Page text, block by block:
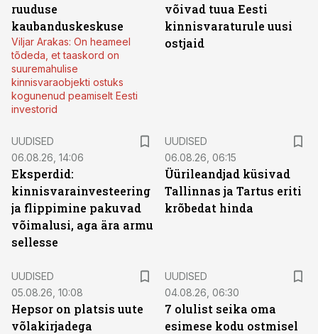
ruuduse
kaubanduskeskuse
Viljar Arakas: On heameel
tõdeda, et taaskord on
suuremahulise
kinnisvaraobjekti ostuks
kogunenud peamiselt Eesti
investorid
võivad tuua Eesti
kinnisvaraturule uusi
ostjaid
UUDISED
06.08.26, 14:06
Eksperdid:
kinnisvarainvesteering
ja flippimine pakuvad
võimalusi, aga ära armu
sellesse
UUDISED
06.08.26, 06:15
Üürileandjad küsivad
Tallinnas ja Tartus eriti
krõbedat hinda
UUDISED
05.08.26, 10:08
Hepsor on platsis uute
võlakirjadega
UUDISED
04.08.26, 06:30
7 olulist seika oma
esimese kodu ostmisel